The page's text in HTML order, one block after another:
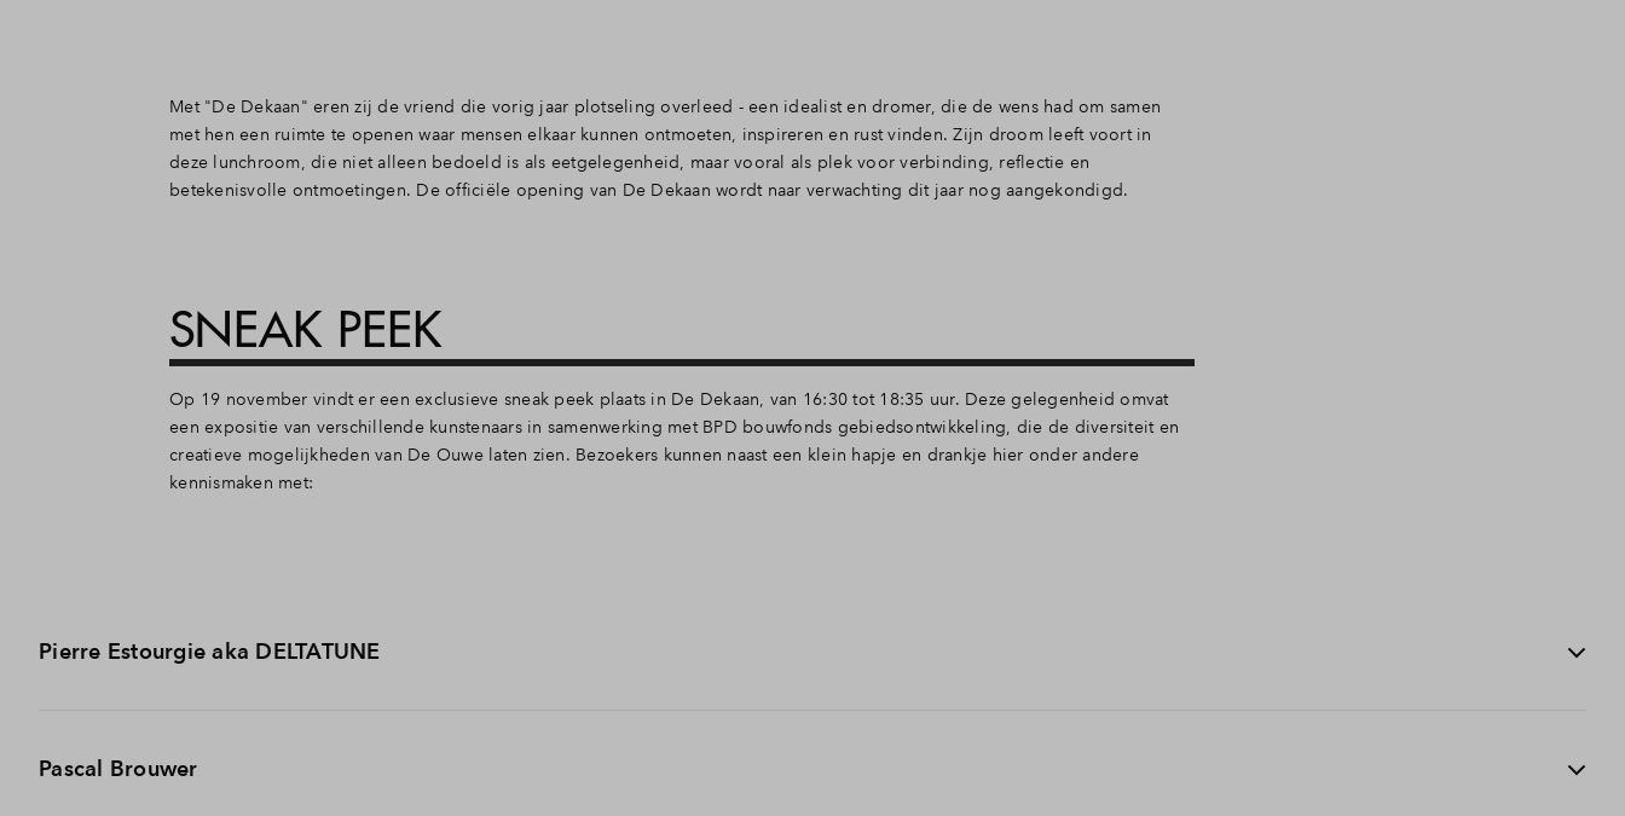
Met "De Dekaan" eren zij de vriend die vorig jaar plotseling overleed - een idealist en dromer, die de wens had om samen
met hen een ruimte te openen waar mensen elkaar kunnen ontmoeten, inspireren en rust vinden. Zijn droom leeft voort in
deze lunchroom, die niet alleen bedoeld is als eetgelegenheid, maar vooral als plek voor verbinding, reflectie en
betekenisvolle ontmoetingen. De officiële opening van De Dekaan wordt naar verwachting dit jaar nog aangekondigd.
SNEAK PEEK
Op 19 november vindt er een exclusieve sneak peek plaats in De Dekaan, van 16:30 tot 18:35 uur. Deze gelegenheid omvat
een expositie van verschillende kunstenaars in samenwerking met BPD bouwfonds gebiedsontwikkeling, die de diversiteit en
creatieve mogelijkheden van De Ouwe laten zien. Bezoekers kunnen naast een klein hapje en drankje hier onder andere
kennismaken met:
Pierre Estourgie aka DELTATUNE
Resident van De Ouwe van Ginkel sinds 2022 en pionier in elektro-akoestische kunst. Estourgie creëert meeslepende geluidsinstallaties met een poëtische dimensie, waarbij hij
Pascal Brouwer